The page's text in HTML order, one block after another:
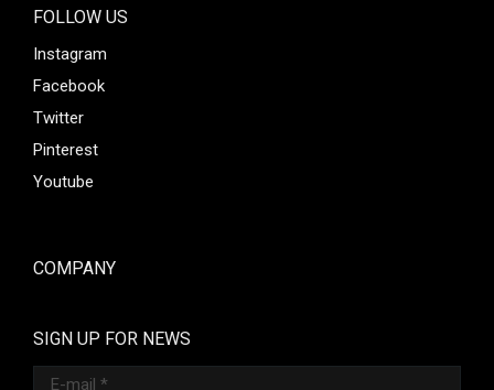
FOLLOW US
Instagram
Facebook
Twitter
Pinterest
Youtube
COMPANY
SIGN UP FOR NEWS
E-mail *